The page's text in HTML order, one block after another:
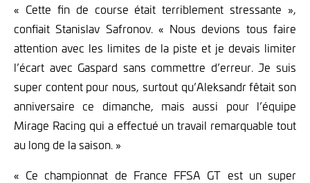
« Cette fin de course était terriblement stressante »,
confiait Stanislav Safronov. « Nous devions tous faire
attention avec les limites de la piste et je devais limiter
l’écart avec Gaspard sans commettre d’erreur. Je suis
super content pour nous, surtout qu’Aleksandr fêtait son
anniversaire ce dimanche, mais aussi pour l’équipe
Mirage Racing qui a effectué un travail remarquable tout
au long de la saison. »
« Ce championnat de France FFSA GT est un super